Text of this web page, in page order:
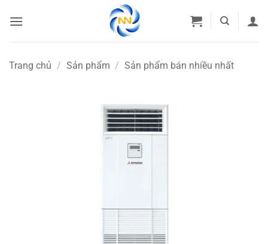
qua
Trang chủ / Sản phẩm / Sản phẩm bán nhiều nhất